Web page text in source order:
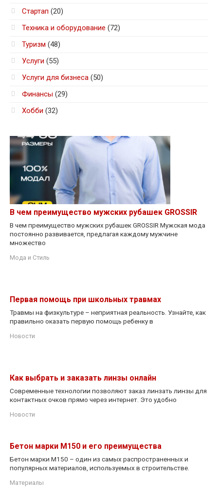
Стартап (20)
Техника и оборудование (72)
Туризм (48)
Услуги (55)
Услуги для бизнеса (50)
Финансы (29)
Хобби (32)
В чем преимущество мужских рубашек GROSSIR
В чем преимущество мужских рубашек GROSSIR Мужская мода
постоянно развивается, предлагая каждому мужчине
множество
Мода и Стиль
Первая помощь при школьных травмах
Травмы на физкультуре – неприятная реальность. Узнайте, как
правильно оказать первую помощь ребенку в
Новости
Как выбрать и заказать линзы онлайн
Современные технологии позволяют заказ линзать линзы для
контактных очков прямо через интернет. Это удобно
Новости
Бетон марки М150 и его преимущества
Бетон марки М150 – один из самых распространенных и
популярных материалов, используемых в строительстве.
Материалы